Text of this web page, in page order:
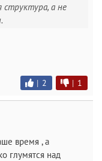
структура, а не
| 2 | 1
время , а
глумятся над